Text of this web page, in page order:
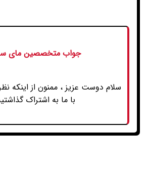
جواب متخصصین مای
سلام دوست عزیز ، ممنون از اینکه
با ما به اشتراک